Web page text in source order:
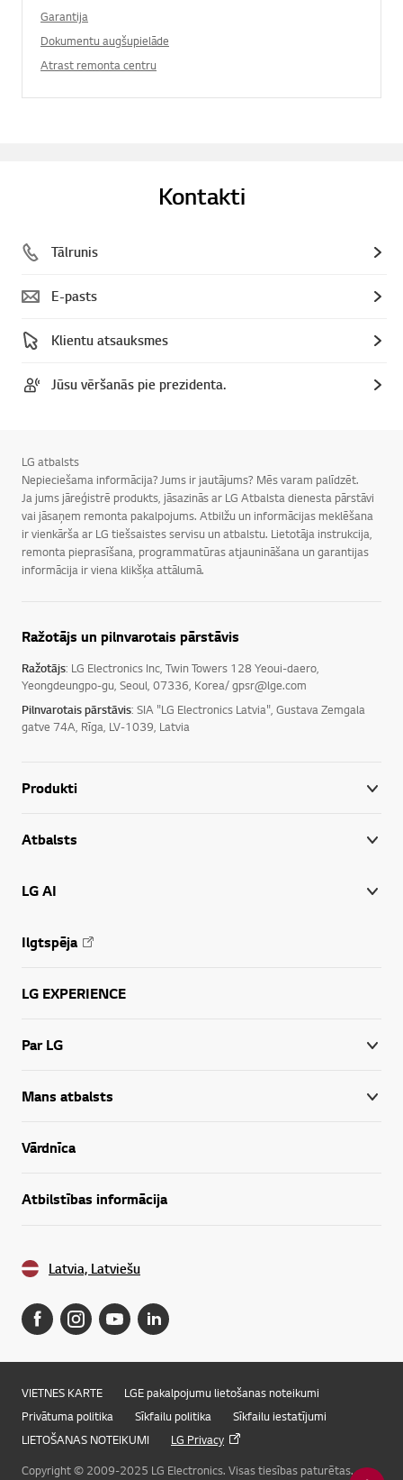
Garantija
Dokumentu augšupielāde
Atrast remonta centru
Kontakti
Tālrunis
E-pasts
Klientu atsauksmes
Jūsu vēršanās pie prezidenta.
LG atbalsts
Nepieciešama informācija? Jums ir jautājums? Mēs varam palīdzēt.
Ja jums jāreģistrē produkts, jāsazinās ar LG Atbalsta dienesta pārstāvi
vai jāsaņem remonta pakalpojums. Atbilžu un informācijas meklēšana
ir vienkārša ar LG tiešsaistes servisu un atbalstu. Lietotāja instrukcija,
remonta pieprasīšana, programmatūras atjaunināšana un garantijas
informācija ir viena klikšķa attālumā.
Ražotājs un pilnvarotais pārstāvis
Ražotājs: LG Electronics Inc, Twin Towers 128 Yeoui-daero,
Yeongdeungpo-gu, Seoul, 07336, Korea/ gpsr@lge.com
Pilnvarotais pārstāvis: SIA "LG Electronics Latvia", Gustava Zemgala
gatve 74A, Rīga, LV-1039, Latvia
Produkti
Atbalsts
LG AI
Ilgtspēja
LG EXPERIENCE
Par LG
Mans atbalsts
Vārdnīca
Atbilstības informācija
Latvia, Latviešu
VIETNES KARTE
LGE pakalpojumu lietošanas noteikumi
Privātuma politika
Sīkfailu politika
Sīkfailu iestatījumi
LIETOŠANAS NOTEIKUMI
LG Privacy
Copyright © 2009-2025 LG Electronics. Visas tiesības paturētas.